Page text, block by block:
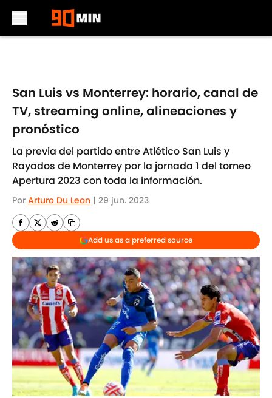
San Luis vs Monterrey: horario, canal de
TV, streaming online, alineaciones y
pronóstico
La previa del partido entre Atlético San Luis y
Rayados de Monterrey por la jornada 1 del torneo
Apertura 2023 con toda la información.
Por Arturo Du Leon | 29 jun. 2023
Add us as a preferred source